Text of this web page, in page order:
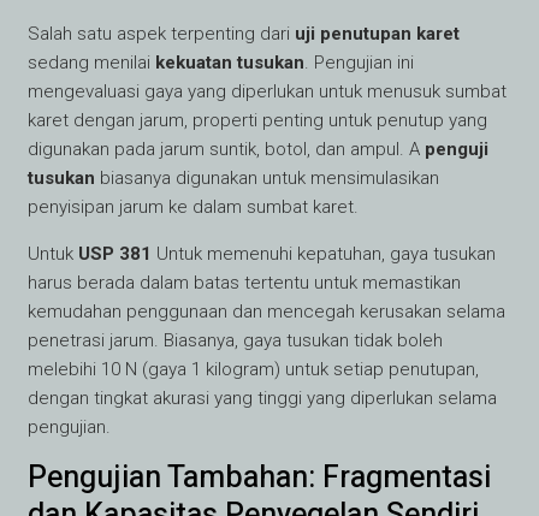
Salah satu aspek terpenting dari uji penutupan karet
sedang menilai kekuatan tusukan. Pengujian ini
mengevaluasi gaya yang diperlukan untuk menusuk sumbat
karet dengan jarum, properti penting untuk penutup yang
digunakan pada jarum suntik, botol, dan ampul. A penguji
tusukan biasanya digunakan untuk mensimulasikan
penyisipan jarum ke dalam sumbat karet.
Untuk USP 381 Untuk memenuhi kepatuhan, gaya tusukan
harus berada dalam batas tertentu untuk memastikan
kemudahan penggunaan dan mencegah kerusakan selama
penetrasi jarum. Biasanya, gaya tusukan tidak boleh
melebihi 10 N (gaya 1 kilogram) untuk setiap penutupan,
dengan tingkat akurasi yang tinggi yang diperlukan selama
pengujian.
Pengujian Tambahan: Fragmentasi